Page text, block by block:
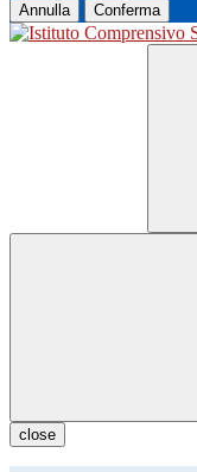
Annulla Conferma
close